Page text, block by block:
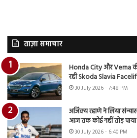
ताज़ा समाचार
Honda City और Verna
रही Skoda Slavia
30 July 2026 - 7:48 PM
अजिंक्य रहाणे ने लिया
आज तक कोई नहीं तोड़ पाया
30 July 2026 - 6:40 PM